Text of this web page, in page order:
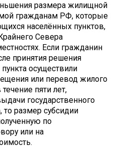
размера жилищной
гражданам РФ, которые
населённых пунктов,
Севера
Если гражданин
принятия решения
осуществили
или перевод жилого
пяти лет,
государственного
размер субсидии
по
или на